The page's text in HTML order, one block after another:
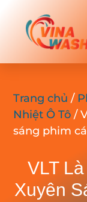
Trang chủ /
Nhiệt Ô Tô /
sáng phim
VLT
Xuyên